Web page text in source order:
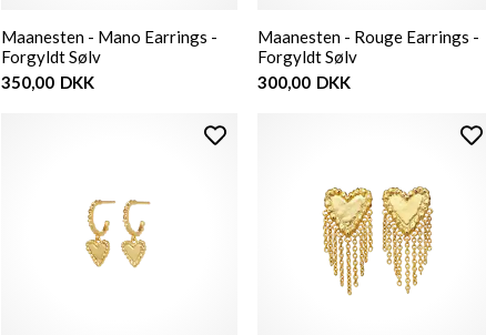
Maanesten - Mano Earrings -
Forgyldt Sølv
350,00 DKK
Maanesten - Rouge Earrings -
Forgyldt Sølv
300,00 DKK